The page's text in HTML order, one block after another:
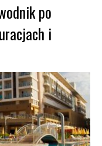
po
i